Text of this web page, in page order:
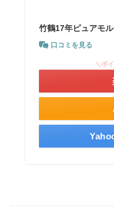
竹鶴17年ピュアモ
口コミを見る
＼ポ